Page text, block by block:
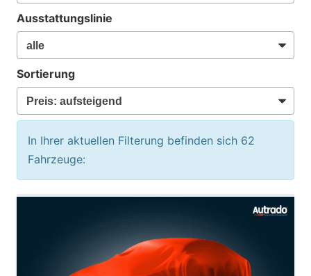
Ausstattungslinie
Sortierung
In Ihrer aktuellen Filterung befinden sich 62
Fahrzeuge: